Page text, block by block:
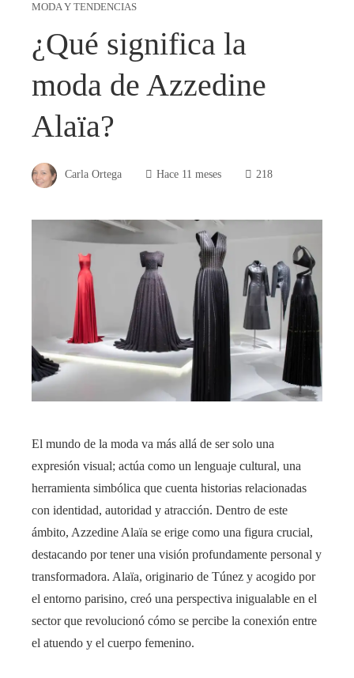
MODA Y TENDENCIAS
¿Qué significa la
moda de Azzedine
Alaïa?
Carla Ortega Hace 11 meses 218
El mundo de la moda va más allá de ser solo una
expresión visual; actúa como un lenguaje cultural, una
herramienta simbólica que cuenta historias relacionadas
con identidad, autoridad y atracción. Dentro de este
ámbito, Azzedine Alaïa se erige como una figura crucial,
destacando por tener una visión profundamente personal y
transformadora. Alaïa, originario de Túnez y acogido por
el entorno parisino, creó una perspectiva inigualable en el
sector que revolucionó cómo se percibe la conexión entre
el atuendo y el cuerpo femenino.